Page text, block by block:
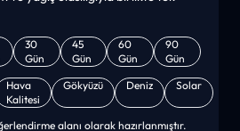
30
Gün
45
Gün
60
Gün
90
Gün
Hava
Kalitesi
Gökyüzü Deniz Solar
alanı olarak hazırlanmıştır.